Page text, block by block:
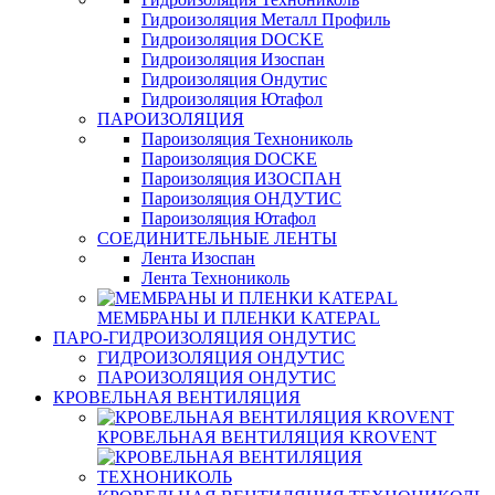
Гидроизоляция Металл Профиль
Гидроизоляция DOCKE
Гидроизоляция Изоспан
Гидроизоляция Ондутис
Гидроизоляция Ютафол
ПАРОИЗОЛЯЦИЯ
Пароизоляция Технониколь
Пароизоляция DOCKE
Пароизоляция ИЗОСПАН
Пароизоляция ОНДУТИС
Пароизоляция Ютафол
СОЕДИНИТЕЛЬНЫЕ ЛЕНТЫ
Лента Изоспан
Лента Технониколь
МЕМБРАНЫ И ПЛЕНКИ KATEPAL
ПАРО-ГИДРОИЗОЛЯЦИЯ ОНДУТИС
ГИДРОИЗОЛЯЦИЯ ОНДУТИС
ПАРОИЗОЛЯЦИЯ ОНДУТИС
КРОВЕЛЬНАЯ ВЕНТИЛЯЦИЯ
КРОВЕЛЬНАЯ ВЕНТИЛЯЦИЯ KROVENT